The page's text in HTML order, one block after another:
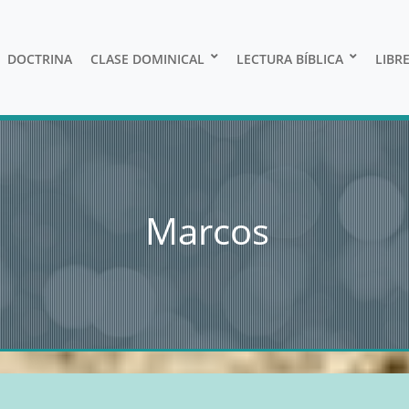
DOCTRINA CLASE DOMINICAL LECTURA BÍBLICA
Marcos